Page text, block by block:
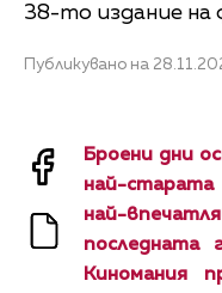
38-то издание на
Публикувано на
Броени дни
най-старата
най-
последната
Киномания